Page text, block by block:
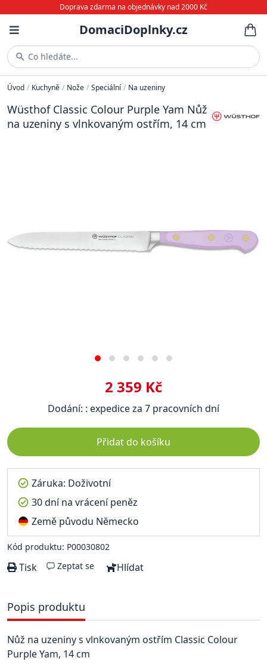
Doprava zdarma na objednávky nad 2000 Kč
DomaciDoplnky.cz
Co hledáte...
Úvod / Kuchyně / Nože / Speciální / Na uzeniny
Wüsthof Classic Colour Purple Yam Nůž
na uzeniny s vlnkovaným ostřím, 14 cm
2 359 Kč
Dodání: : expedice za 7 pracovních dní
Přidat do košíku
Záruka: Doživotní
30 dní na vrácení peněz
Země původu Německo
Kód produktu: P00030802
Tisk Zeptat se Hlídat
Popis produktu
Nůž na uzeniny s vlnkovaným ostřím Classic Colour
Purple Yam, 14 cm